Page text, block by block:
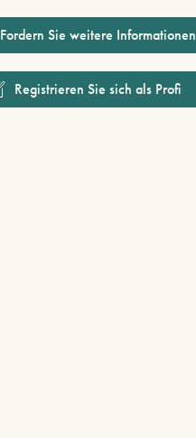
Fordern Sie weitere Informationen
Registrieren Sie sich als Profi